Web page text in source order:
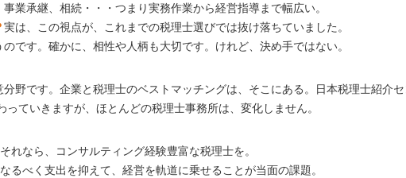
業承継、相続・・・つまり実務作業から経営指導まで幅広い。
実は、この視点が、これまでの税理士選びでは抜け落ちていました。
です。確かに、相性や人柄も大切です。けれど、決め手ではない。
野です。企業と税理士のベストマッチングは、そこにある。日本税理士紹介
ていきますが、ほとんどの税理士事務所は、変化しません。
れなら、コンサルティング経験豊富な税理士を。
るべく支出を抑えて、経営を軌道に乗せることが当面の課題。